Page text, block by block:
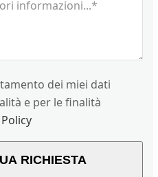
dei miei dati
e per le finalità